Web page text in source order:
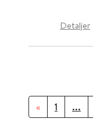
Detaljer
« 1 ...